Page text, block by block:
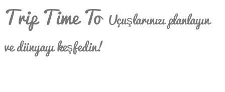
Trip Time To Uçuşlarınızı planlayın
ve dünyayı keşfedin!